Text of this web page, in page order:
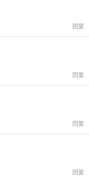
回复
回复
回复
回复